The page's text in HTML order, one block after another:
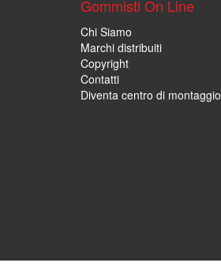
Gommisti On Line
Chi Siamo
Marchi distribuiti
Copyright
Contatti
Diventa centro di montaggio